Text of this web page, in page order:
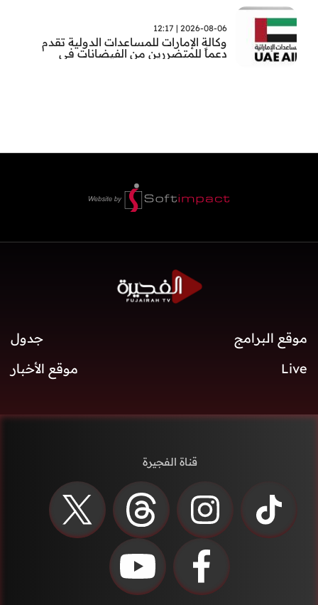
2026-08-06 | 12:17
وكالة الإمارات للمساعدات الدولية تقدم
دعماً للمتضررين من الفيضانات في
موقع البرامج
جدول
Live
موقع الأخبار
قناة الفجيرة